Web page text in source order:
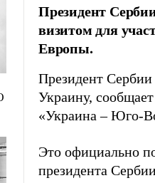
Президент
визитом для
Европы.
Президент
Украину, сообщает
«Украина – Юго-
Это официально
президента